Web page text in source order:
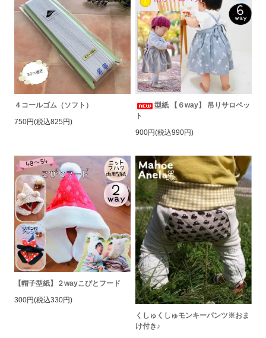
４コールゴム（ソフト）
750円(税込825円)
型紙 【６way】 吊りサロペッ
ト
900円(税込990円)
【帽子型紙】２wayこびとフード
300円(税込330円)
くしゅくしゅモンキーパンツ※おま
け付き♪